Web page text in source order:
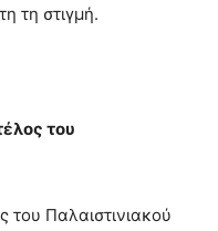
τη στιγμή.
του
του Παλαιστινιακού